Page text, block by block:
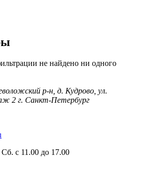
не найдено ни одного
р-н, д. Кудрово, ул.
2 г. Санкт-Петербург
с 11.00 до 17.00